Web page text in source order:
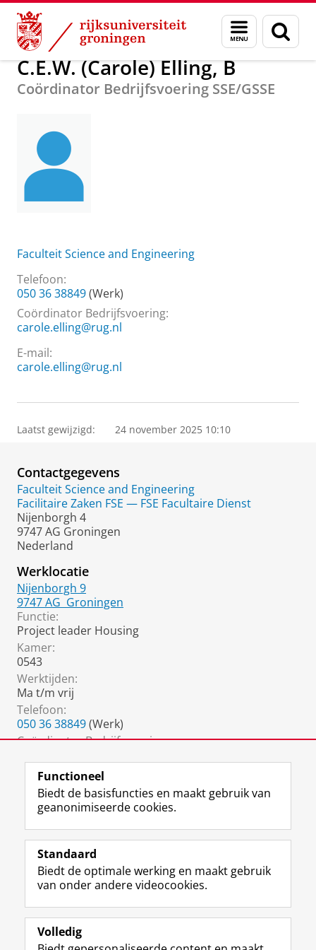
Skip
Content
Skip
Navigation
Menu
en
zoeken
Over ons C.E.W. (Carole) Elling, B
C.E.W. (Carole) Elling, B
Coördinator Bedrijfsvoering SSE/GSSE
Faculteit Science and Engineering
Telefoon:
050 36 38849(Werk)
Coördinator Bedrijfsvoering:
carole.elling@rug.nl
E-mail:
carole.elling@rug.nl
Laatst gewijzigd: 24 november 2025 10:10
Contactgegevens
Faculteit Science and Engineering
Facilitaire Zaken FSE — FSE Facultaire Dienst
Nijenborgh 4
9747 AG Groningen
Nederland
Werklocatie
Nijenborgh 9
9747 AG Groningen
Functie:
Project leader Housing
Kamer:
0543
Werktijden:
Ma t/m vrij
Telefoon:
050 36 38849(Werk)
Coördinator Bedrijfsvoering:
Volg de RUG
F
a
e
b
o
p
L
i
k
e
I
-
R
S
-
f
e
R
I
n
t
r
m
Y
o
T
e
k
Studiekiezers
Alumni
Functioneel
Biedt de basisfuncties en maakt gebruik van
geanonimiseerde cookies.
Standaard
Biedt de optimale werking en maakt gebruik
van onder andere videocookies.
Volledig